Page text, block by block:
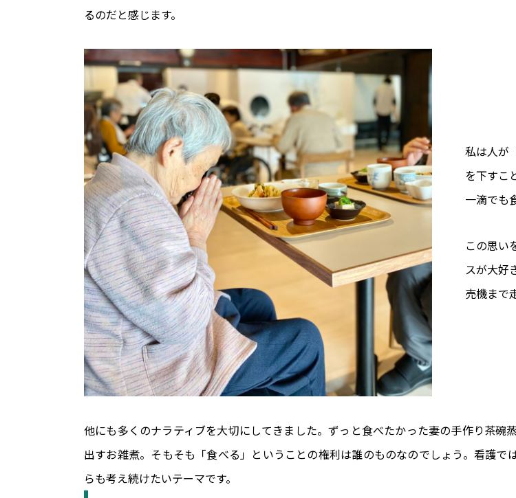
るのだと感じます。
私は人が
を下すこ
一滴でも
この思い
スが大好
売機まで
他にも多くのナラティブを大切にしてきました。ずっと食べたかった妻の手作り茶
出すお雑煮。そもそも「食べる」ということの権利は誰のものなのでしょう。看護
らも考え続けたいテーマです。